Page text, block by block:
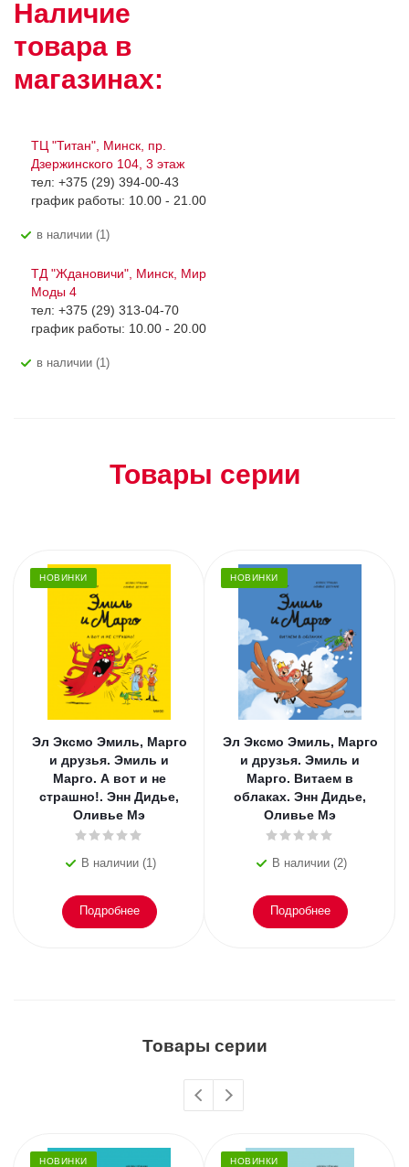
Наличие
товара в
магазинах:
ТЦ "Титан", Минск, пр.
Дзержинского 104, 3 этаж
тел: +375 (29) 394-00-43
график работы: 10.00 - 21.00
В наличии (1)
ТД "Ждановичи", Минск, Мир
Моды 4
тел: +375 (29) 313-04-70
график работы: 10.00 - 20.00
В наличии (1)
Товары серии
НОВИНКИ
Эл Эксмо Эмиль, Марго
и друзья. Эмиль и
Марго. А вот и не
страшно!. Энн Дидье,
Оливье Мэ
В наличии (1)
Подробнее
НОВИНКИ
Эл Эксмо Эмиль, Марго
и друзья. Эмиль и
Марго. Витаем в
облаках. Энн Дидье,
Оливье Мэ
В наличии (2)
Подробнее
Товары серии
НОВИНКИ НОВИНКИ